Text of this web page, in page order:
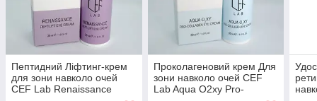
Пептидний Ліфтинг-крем
для зони навколо очей
CEF Lab Renaissance
Проколагеновий крем Для
зони навколо очей CEF
Lab Aqua O2xy Pro-